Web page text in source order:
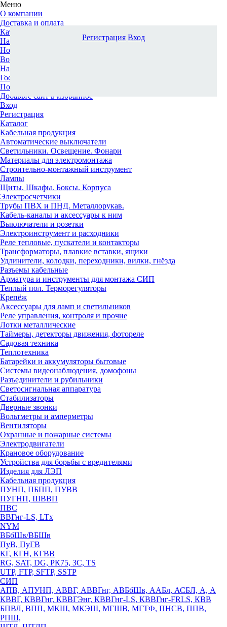
Меню
О компании
Доставка и оплата
Каталог
Наши офисы
Новости и новинки
Вопрос-ответ
Наша команда
Гос. заказчикам
Поставщикам
Добавьте сайт в избранное
Вход
Регистрация
Каталог
Кабельная продукция
Автоматические выключатели
Светильники. Освещение. Фонари
Материалы для электромонтажа
Строительно-монтажный инструмент
Лампы
Щиты. Шкафы. Боксы. Корпуса
Электросчетчики
Трубы ПВХ и ПНД. Металлорукав.
Кабель-каналы и аксессуары к ним
Выключатели и розетки
Электроинструмент и расходники
Реле тепловые, пускатели и контакторы
Трансформаторы, плавкие вставки, ящики
Удлинители, колодки, переходники, вилки, гнёзда
Разъемы кабельные
Арматура и инструменты для монтажа СИП
Теплый пол. Терморегуляторы
Крепёж
Аксессуары для ламп и светильников
Реле управления, контроля и прочие
Лотки металлические
Таймеры, детекторы движения, фотореле
Садовая техника
Теплотехника
Батарейки и аккумуляторы бытовые
Системы видеонаблюдения, домофоны
Разъединители и рубильники
Светосигнальная аппаратура
Стабилизаторы
Дверные звонки
Вольтметры и амперметры
Вентиляторы
Охранные и пожарные системы
Электродвигатели
Крановое оборудование
Устройства для борьбы с вредителями
Изделия для ЛЭП
Кабельная продукция
ПУНП, ПБПП, ПУВВ
ПУГНП, ШВВП
ПВС
ВВГнг-LS, LTx
NYM
ВБбШв/ВБШв
ПуВ, ПуГВ
КГ, КГН, КГВВ
RG, SAT, DG, РК75, 3С, TS
UTP, FTP, SFTP, SSTP
СИП
АПВ, АПУНП, АВВГ, АВВГнг, АВБбШв, ААБл, АСБЛ, А, А
КВВГ, КВВГнг, КВВГЭнг, КВВГнг-LS, КВВГнг-FRLS, КВВ
БПВЛ, ВПП, МКШ, МКЭШ, МГШВ, МГТФ, ПНСВ, ППВ,
РПШ,
Регистрация Вход